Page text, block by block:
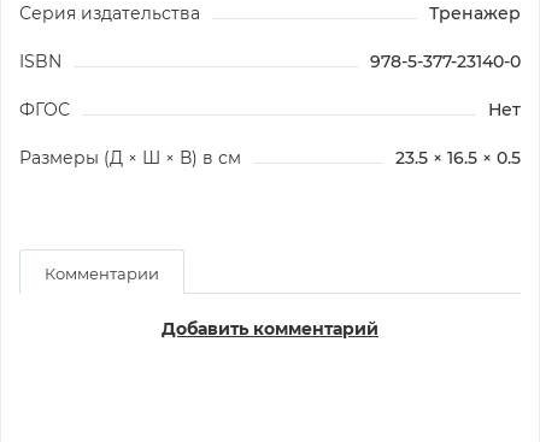
Серия издательства Тренажер
ISBN 978-5-377-23140-0
ФГОС Нет
Размеры (Д × Ш × В) в см 23.5 × 16.5 × 0.5
Комментарии
Добавить комментарий